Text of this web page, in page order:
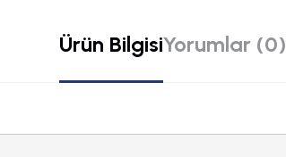
Ürün BilgisiYorumlar (0)